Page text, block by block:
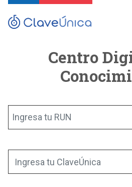
Centro
Ingresa tu RUN
Ingresa tu ClaveÚnica